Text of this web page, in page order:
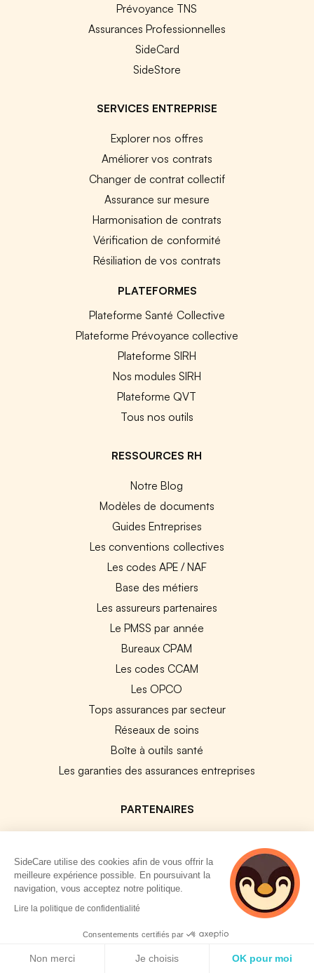
Prévoyance TNS
Assurances Professionnelles
SideCard
SideStore
SERVICES ENTREPRISE
Explorer nos offres
Améliorer vos contrats
Changer de contrat collectif
Assurance sur mesure
Harmonisation de contrats
Vérification de conformité
Résiliation de vos contrats
PLATEFORMES
Plateforme Santé Collective
Plateforme Prévoyance collective
Plateforme SIRH
Nos modules SIRH
Plateforme QVT
Tous nos outils
RESSOURCES RH
Notre Blog
Modèles de documents
Guides Entreprises
Les conventions collectives
Les codes APE / NAF
Base des métiers
Les assureurs partenaires
Le PMSS par année
Bureaux CPAM
Les codes CCAM
Les OPCO
Tops assurances par secteur
Réseaux de soins
Boîte à outils santé
Les garanties des assurances entreprises
PARTENAIRES
Assureurs Partenaires
Payfit & SideCare
Livi & SideCare
Lianeli & SideCare
SideCare utilise des cookies afin de vous offrir la
meilleure expérience possible. En poursuivant la
navigation, vous acceptez notre politique.
Lire la politique de confidentialité
Consentements certifiés par
Non merci Je choisis OK pour moi
5 personnes
consultent
actuellement cette